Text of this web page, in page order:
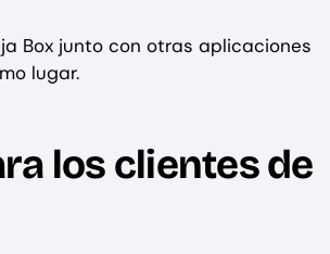
Box junto con otras aplicaciones
lugar.
los clientes de